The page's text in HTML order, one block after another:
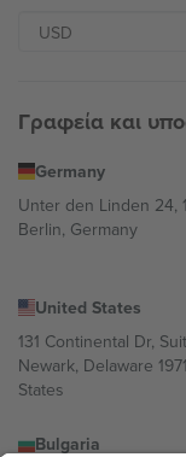
Γραφεία και
Germany
Unter den Linden 24,
Berlin, Germany
United States
131 Continental Dr,
Newark, Delaware
States
Bulgaria